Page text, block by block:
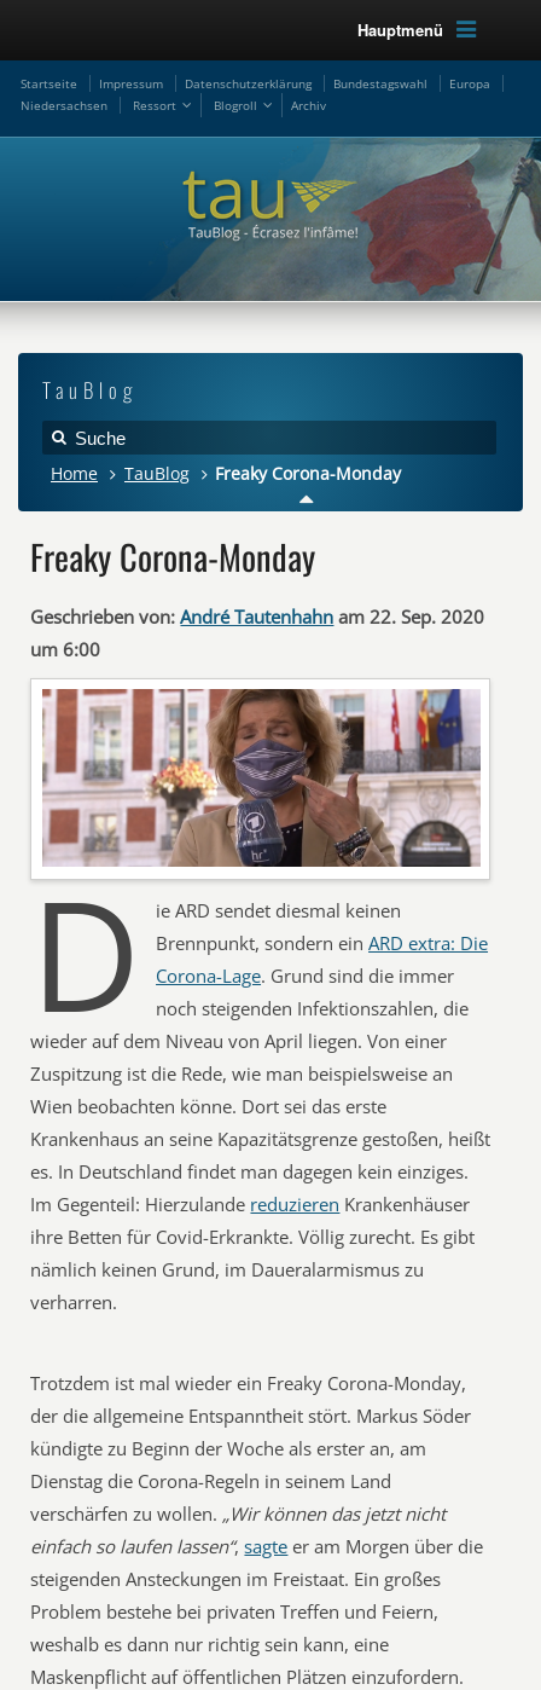
Hauptmenü
Startseite Impressum Datenschutzerklärung Bundestagswahl
Europa
Niedersachsen
Ressort Blogroll Archiv
TauBlog
Home TauBlog Freaky Corona-Monday
Freaky Corona-Monday
Geschrieben von: André Tautenhahn am 22. Sep. 2020
um 6:00
D
ie ARD sendet diesmal keinen
Brennpunkt, sondern einARD extra: Die
Corona-Lage. Grund sind die immer
noch steigenden Infektionszahlen, die
wieder auf dem Niveau von April liegen. Von einer
Zuspitzung ist die Rede, wie man beispielsweise an
Wien beobachten könne. Dort sei das erste
Krankenhaus an seine Kapazitätsgrenze gestoßen, heißt
es. In Deutschland findet man dagegen kein einziges.
Im Gegenteil: Hierzulande reduzieren Krankenhäuser
ihre Betten für Covid-Erkrankte. Völlig zurecht. Es gibt
nämlich keinen Grund, im Daueralarmismus zu
verharren.
Trotzdem ist mal wieder ein Freaky Corona-Monday,
der die allgemeine Entspanntheit stört. Markus Söder
kündigte zu Beginn der Woche als erster an, am
Dienstag die Corona-Regeln in seinem Land
verschärfen zu wollen. „Wir können das jetzt nicht
einfach so laufen lassen“,sagte er am Morgen über die
steigenden Ansteckungen im Freistaat. Ein großes
Problem bestehe bei privaten Treffen und Feiern,
weshalb es dann nur richtig sein kann, eine
Maskenpflicht auf öffentlichen Plätzen einzufordern.